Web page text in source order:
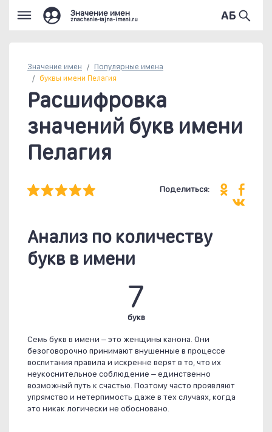
Значение имен
znachenie-tajna-imeni.ru
Значение имен Популярные имена
буквы имени Пелагия
Расшифровка
значений букв имени
Пелагия
Поделиться:
Анализ по количеству
букв в имени
7
букв
Семь букв в имени – это женщины канона. Они
безоговорочно принимают внушенные в процессе
воспитания правила и искренне верят в то, что их
неукоснительное соблюдение – единственно
возможный путь к счастью. Поэтому часто проявляют
упрямство и нетерпимость даже в тех случаях, когда
это никак логически не обосновано.